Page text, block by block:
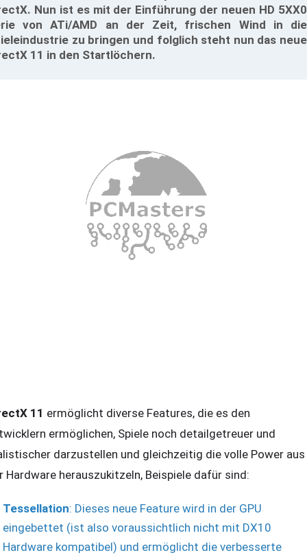
Nun ist es mit der Einführung der neuen HD 5XX0
von ATi/AMD an der Zeit, frischen Wind in die
zu bringen und folglich steht nun das neue
11 in den Startlöchern.
11 ermöglicht diverse Features, die es den
ermöglichen, Spiele noch detailgetreuer und
darzustellen und gleichzeitig die volle Power aus
Hardware herauszukitzeln, Beispiele dafür sind:
Tessellation: Dieses neue Feature wird in der GPU
eingebettet (ist also voraussichtlich nicht mit DX10
Hardware kompatibel) und ermöglicht die verbesserte